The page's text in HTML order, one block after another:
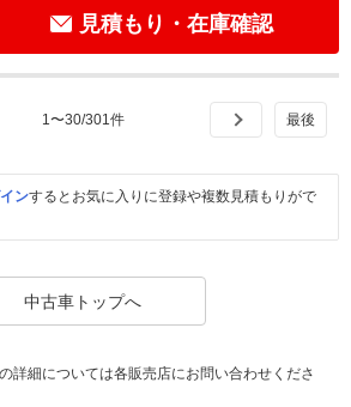
見積もり・在庫確認
1 〜30/301 件
ンするとお気に入りに登録や複数見積もりがで
中古車トップへ
詳細については各販売店にお問い合わせくださ